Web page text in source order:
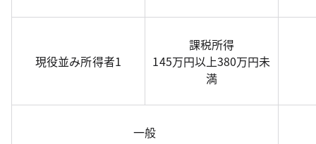
現役並み所得者1
課税所得
145万円以上380万円未
満
一般